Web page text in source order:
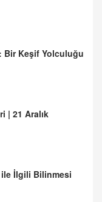
| 21 Aralık
İlgili Bilinmesi